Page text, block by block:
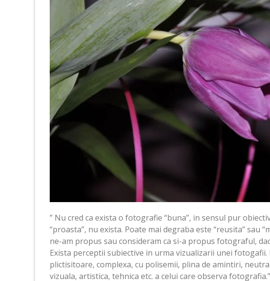
” Nu cred ca exista o fotografie “buna”, in sensul pur
“proasta”, nu exista. Poate mai degraba este “reusita” sau
ne-am propus sau consideram ca si-a propus fotograful,
Exista perceptii subiective in urma vizualizarii unei
plictisitoare, complexa, cu polisemii, plina de amintiri,
vizuala, artistica, tehnica etc. a celui care observa fotografia.”